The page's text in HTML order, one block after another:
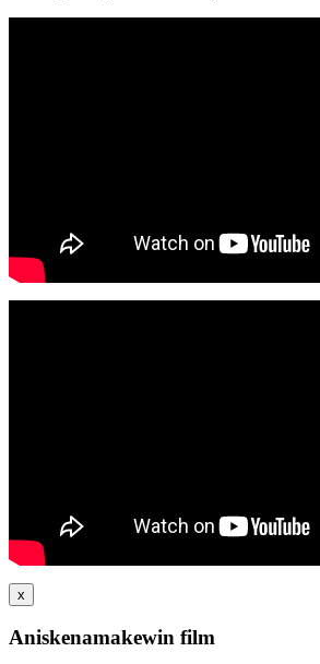
x
Aniskenamakewin film